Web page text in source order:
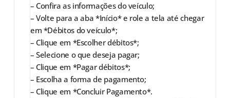
– Confira as informações do veículo;
– Volte para a aba *Início* e role a tela até chegar
em *Débitos do veículo*;
– Clique em *Escolher débitos*;
– Selecione o que deseja pagar;
– Clique em *Pagar débitos*;
– Escolha a forma de pagamento;
– Clique em *Concluir Pagamento*.